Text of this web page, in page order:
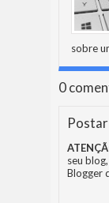
sobre
0
seu
Blogger